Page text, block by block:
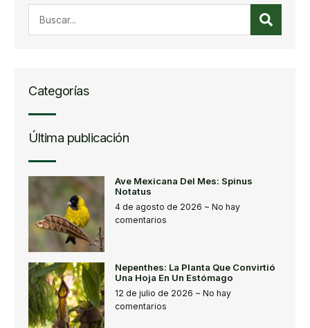
Categorías
Última publicación
Ave Mexicana Del Mes: Spinus
Notatus
4 de agosto de 2026
No hay
comentarios
Nepenthes: La Planta Que Convirtió
Una Hoja En Un Estómago
12 de julio de 2026
No hay
comentarios